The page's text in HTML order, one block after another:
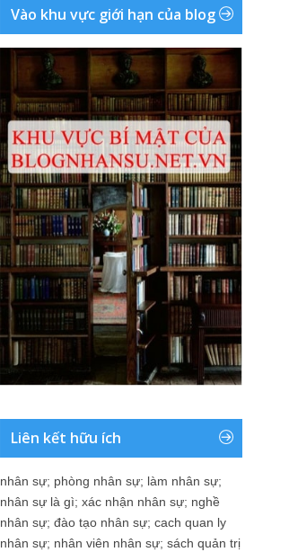
Vào khu vực giới hạn của blog
Liên kết hữu ích
nhân sự; phòng nhân sự; làm nhân sự;
nhân sự là gì; xác nhận nhân sự; nghề
nhân sự; đào tạo nhân sự; cach quan ly
nhân sự; nhân viên nhân sự; sách quản trị